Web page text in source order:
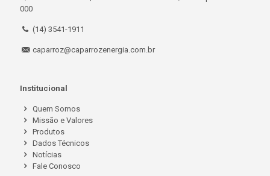
000
(14) 3541-1911
caparroz@caparrozenergia.com.br
Institucional
Quem Somos
Missão e Valores
Produtos
Dados Técnicos
Notícias
Fale Conosco